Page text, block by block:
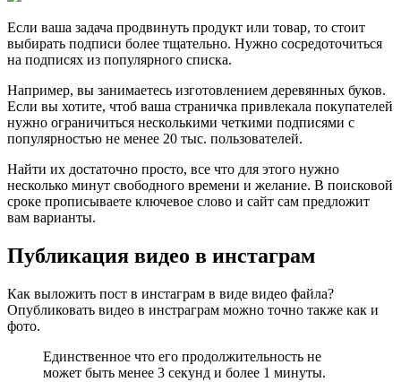
Если ваша задача продвинуть продукт или товар, то стоит
выбирать подписи более тщательно. Нужно сосредоточиться
на подписях из популярного списка.
Например, вы занимаетесь изготовлением деревянных буков.
Если вы хотите, чтоб ваша страничка привлекала покупателей
нужно ограничиться несколькими четкими подписями с
популярностью не менее 20 тыс. пользователей.
Найти их достаточно просто, все что для этого нужно
несколько минут свободного времени и желание. В поисковой
сроке прописываете ключевое слово и сайт сам предложит
вам варианты.
Публикация видео в инстаграм
Как выложить пост в инстаграм в виде видео файла?
Опубликовать видео в инстраграм можно точно также как и
фото.
Единственное что его продолжительность не
может быть менее 3 секунд и более 1 минуты.